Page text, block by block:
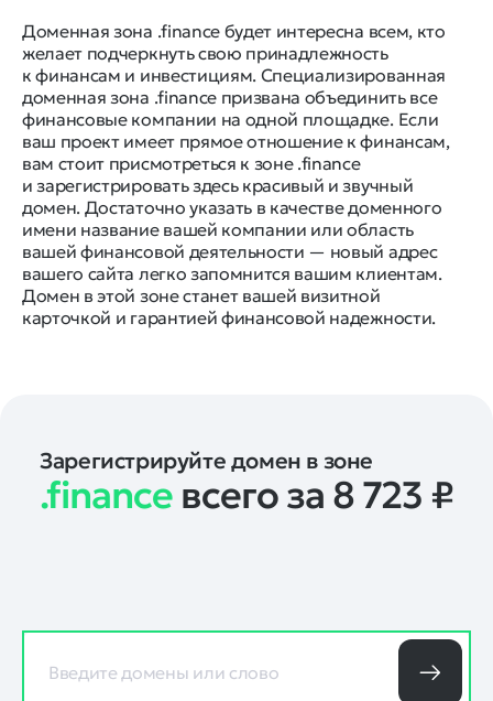
Доменная зона .finance будет интересна всем, кто
желает подчеркнуть свою принадлежность
к финансам и инвестициям. Специализированная
доменная зона .finance призвана объединить все
финансовые компании на одной площадке. Если
ваш проект имеет прямое отношение к финансам,
вам стоит присмотреться к зоне .finance
и зарегистрировать здесь красивый и звучный
домен. Достаточно указать в качестве доменного
имени название вашей компании или область
вашей финансовой деятельности — новый адрес
вашего сайта легко запомнится вашим клиентам.
Домен в этой зоне станет вашей визитной
карточкой и гарантией финансовой надежности.
Зарегистрируйте домен в зоне
.finance всего за 8 723 ₽